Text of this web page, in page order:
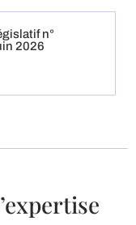
n°
2026